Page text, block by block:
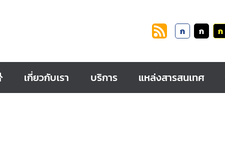
ก ก ก
เกี่ยวกับเรา บริการ แหล่งสารสนเทศ